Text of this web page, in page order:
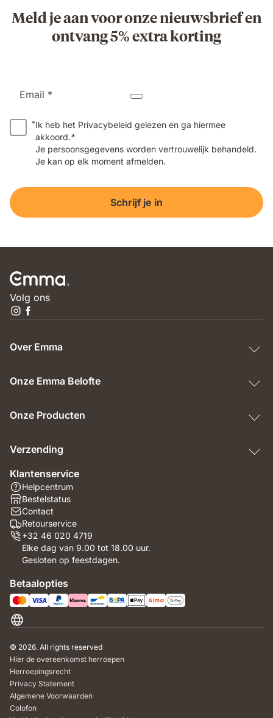
Meld je aan voor onze nieuwsbrief en
ontvang 5% extra korting
Email *
*Ik heb het Privacybeleid gelezen en ga hiermee
akkoord.*
Je persoonsgegevens worden vertrouwelijk behandeld.
Je kan op elk moment afmelden.
Schrijf je in
Volg ons
Over Emma
Onze Emma Belofte
Onze Producten
Verzending
Klantenservice
Helpcentrum
Bestelstatus
Contact
Retourservice
+32 46 020 4719
Elke dag van 9.00 tot 18.00 uur.
Gesloten op feestdagen.
Betaalopties
© 2026. All rights reserved
Hier de overeenkomst herroepen
Herroepingsrecht
Privacy Statement
Algemene Voorwaarden
Colofon